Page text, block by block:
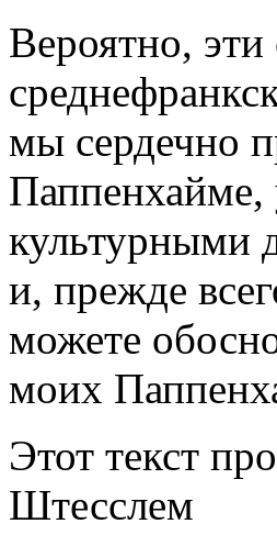
Вероятно, эти
мы сердечно
Паппенхаймe,
культурными
и, прежде
можете
моих
Этот текст
Штесслем